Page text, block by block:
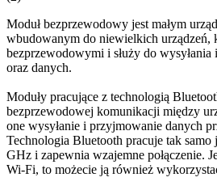
Modułbezprzewodowy jest małym
wbudowanym do niewielkich urządzeń,
bezprzewodowymi i służy do
oraz danych.
Moduły pracujące z technologią
bezprzewodowej komunikacji między
one wysyłanie i przyjmowanie danych
Technologia Bluetooth pracuje tak samo
GHz i zapewnia wzajemne połączenie.
Wi-Fi, to możecie ją również